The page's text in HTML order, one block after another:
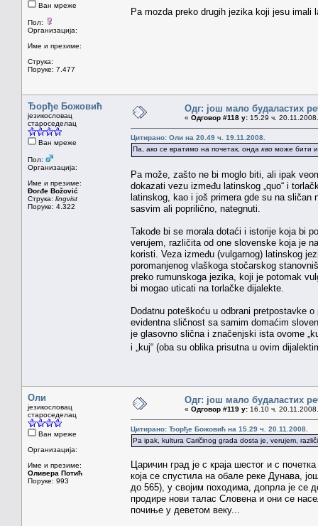
Ван мреже
Пол:
Организација:
Име и презиме:
Струка:
Поруке: 7.477
Pa mozda preko drugih jezika koji jesu
Ђорђе Божовић
језикословац
староседелац
Ван мреже
Пол:
Организација:
Име и презиме:
Đorđe Božović
Струка: lingvist
Поруке: 4.322
Одг: још мало будаластих
« Одговор #118 у: 15.29 ч.
Цитирано: Оли на 20.49 ч. 19.11.2008.
Па, ако се вратимо на почетак, онда кво може бити
Pa može, zašto ne bi moglo biti, ali ipak
dokazati vezu između latinskog „quo“ i
latinskog, kao i još primera gde su na sličan
sasvim ali poprilično, nategnuti.
Takođe bi se morala dotaći i istorije koja bi
verujem, različita od one slovenske koja je
koristi. Veza između (vulgarnog) latinskog
poromanjenog vlaškoga stočarskog
preko rumunskoga jezika, koji je potomak
bi mogao uticati na torlačke dijalekte.
Dodatnu poteškoću u odbrani pretpostavke o
evidentna sličnost sa samim domaćim
je glasovno slična i značenjski ista ovome
i „kuj“ (oba su oblika prisutna u ovim
Оли
језикословац
староседелац
Ван мреже
Организација:
Име и презиме:
Оливера Потић
Поруке: 993
Одг: још мало будаластих
« Одговор #119 у: 16.10 ч.
Цитирано: Ђорђе Божовић на 15.29 ч. 20.11.2008.
Pa ipak, kultura Caričinog grada dosta je, verujem,
Царичин град је с краја шестог и с
која се спустила на обале реке Дунава,
до 565), у својим походима, допрла је се
продире нови талас Словена и они се
почиње у деветом веку...